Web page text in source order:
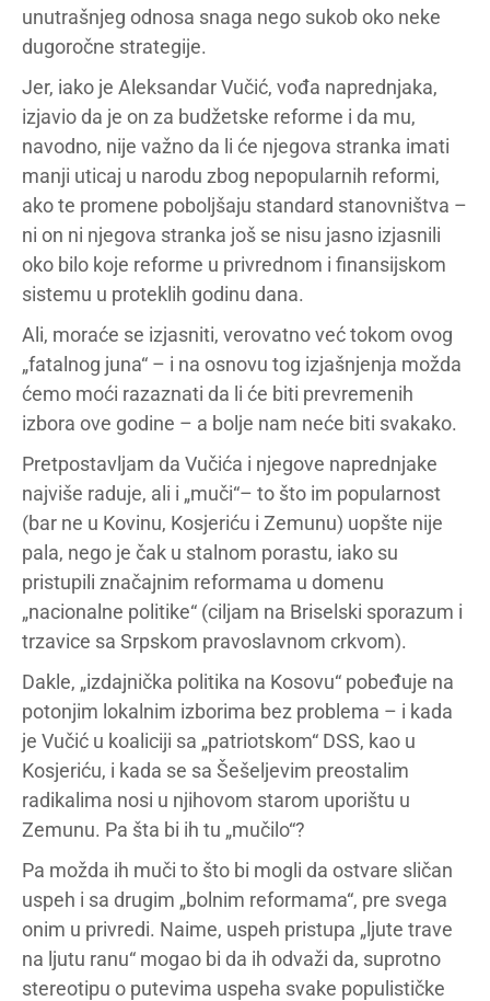
unutrašnjeg odnosa snaga nego sukob oko neke
dugoročne strategije.
Jer, iako je Aleksandar Vučić, vođa naprednjaka,
izjavio da je on za budžetske reforme i da mu,
navodno, nije važno da li će njegova stranka imati
manji uticaj u narodu zbog nepopularnih reformi,
ako te promene poboljšaju standard stanovništva –
ni on ni njegova stranka još se nisu jasno izjasnili
oko bilo koje reforme u privrednom i finansijskom
sistemu u proteklih godinu dana.
Ali, moraće se izjasniti, verovatno već tokom ovog
„fatalnog juna“ – i na osnovu tog izjašnjenja možda
ćemo moći razaznati da li će biti prevremenih
izbora ove godine – a bolje nam neće biti svakako.
Pretpostavljam da Vučića i njegove naprednjake
najviše raduje, ali i „muči“– to što im popularnost
(bar ne u Kovinu, Kosjeriću i Zemunu) uopšte nije
pala, nego je čak u stalnom porastu, iako su
pristupili značajnim reformama u domenu
„nacionalne politike“ (ciljam na Briselski sporazum i
trzavice sa Srpskom pravoslavnom crkvom).
Dakle, „izdajnička politika na Kosovu“ pobeđuje na
potonjim lokalnim izborima bez problema – i kada
je Vučić u koaliciji sa „patriotskom“ DSS, kao u
Kosjeriću, i kada se sa Šešeljevim preostalim
radikalima nosi u njihovom starom uporištu u
Zemunu. Pa šta bi ih tu „mučilo“?
Pa možda ih muči to što bi mogli da ostvare sličan
uspeh i sa drugim „bolnim reformama“, pre svega
onim u privredi. Naime, uspeh pristupa „ljute trave
na ljutu ranu“ mogao bi da ih odvaži da, suprotno
stereotipu o putevima uspeha svake populističke